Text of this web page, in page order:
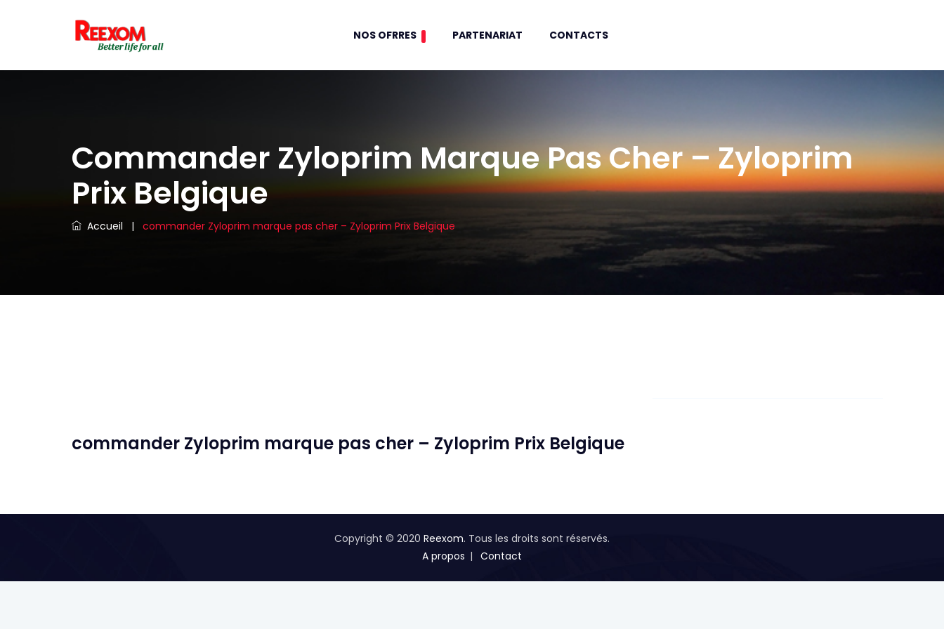
NOS OFRRES PARTENARIAT CONTACTS
Commander Zyloprim Marque Pas Cher – Zyloprim
Prix Belgique
Accueil | commander Zyloprim marque pas cher – Zyloprim Prix Belgique
commander Zyloprim marque pas cher – Zyloprim Prix Belgique
Copyright © 2020 Reexom. Tous les droits sont réservés.
A propos
Contact